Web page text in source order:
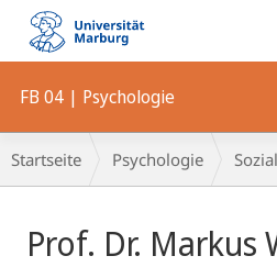
Mobile-
Navigation
FB 04 | Psychologie
Breadcrumb-
Navigation
Startseite Psychologie
Prof. Dr. Markus